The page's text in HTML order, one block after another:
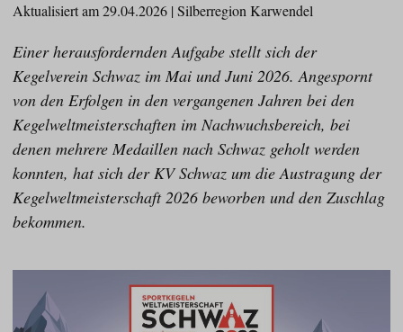
Aktualisiert am 29.04.2026 | Silberregion Karwendel
Einer herausfordernden Aufgabe stellt sich der
Kegelverein Schwaz im Mai und Juni 2026. Angespornt
von den Erfolgen in den vergangenen Jahren bei den
Kegelweltmeisterschaften im Nachwuchsbereich, bei
denen mehrere Medaillen nach Schwaz geholt werden
konnten, hat sich der KV Schwaz um die Austragung der
Kegelweltmeisterschaft 2026 beworben und den Zuschlag
bekommen.